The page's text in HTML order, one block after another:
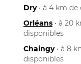
Dry• à 4 km de
Orléans • à 20
disponibles
Chaingy• à 8
disponibles